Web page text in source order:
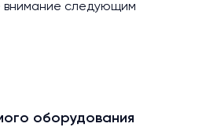
внимание следующим
оборудования